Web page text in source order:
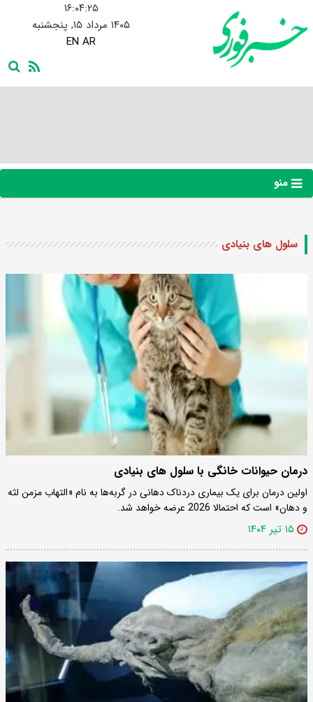
۱۶:۰۴:۲۶
۱۴۰۵ مرداد ۱۵, پنجشنبه
EN AR
منو
سلول های بنیادی
درمان حیوانات خانگی با سلول های بنیادی
اولین درمان برای یک بیماری دردناک دهانی در گربه‌ها به نام «التهاب مزمن لثه
و دهان» است که احتمالا 2026 عرضه خواهد شد.
۱۵ تیر ۱۴۰۴